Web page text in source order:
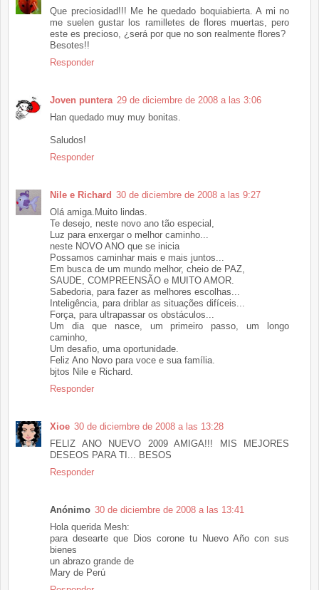
Que preciosidad!!! Me he quedado boquiabierta. A mi no
me suelen gustar los ramilletes de flores muertas, pero
este es precioso, ¿será por que no son realmente flores?
Besotes!!
Responder
Joven puntera 29 de diciembre de 2008 a las 3:06
Han quedado muy muy bonitas.
Saludos!
Responder
Nile e Richard 30 de diciembre de 2008 a las 9:27
Olá amiga.Muito lindas.
Te desejo, neste novo ano tão especial,
Luz para enxergar o melhor caminho...
neste NOVO ANO que se inicia
Possamos caminhar mais e mais juntos...
Em busca de um mundo melhor, cheio de PAZ,
SAUDE, COMPREENSÃO e MUITO AMOR.
Sabedoria, para fazer as melhores escolhas...
Inteligência, para driblar as situações difíceis...
Força, para ultrapassar os obstáculos...
Um dia que nasce, um primeiro passo, um longo
caminho,
Um desafio, uma oportunidade.
Feliz Ano Novo para voce e sua família.
bjtos Nile e Richard.
Responder
Xioe 30 de diciembre de 2008 a las 13:28
FELIZ ANO NUEVO 2009 AMIGA!!! MIS MEJORES
DESEOS PARA TI... BESOS
Responder
Anónimo 30 de diciembre de 2008 a las 13:41
Hola querida Mesh:
para desearte que Dios corone tu Nuevo Año con sus
bienes
un abrazo grande de
Mary de Perú